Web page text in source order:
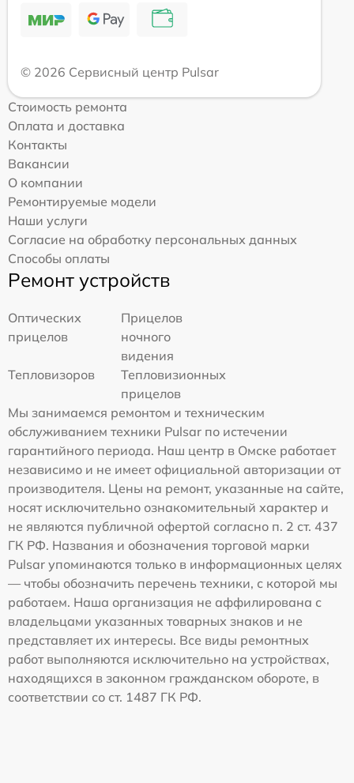
© 2026 Сервисный центр Pulsar
Стоимость ремонта
Оплата и доставка
Контакты
Вакансии
О компании
Ремонтируемые модели
Наши услуги
Согласие на обработку персональных данных
Способы оплаты
Ремонт устройств
Оптических
прицелов
Прицелов
ночного
видения
Тепловизоров
Тепловизионных
прицелов
Мы занимаемся ремонтом и техническим
обслуживанием техники Pulsar по истечении
гарантийного периода. Наш центр в Омске работает
независимо и не имеет официальной авторизации от
производителя. Цены на ремонт, указанные на сайте,
носят исключительно ознакомительный характер и
не являются публичной офертой согласно п. 2 ст. 437
ГК РФ. Названия и обозначения торговой марки
Pulsar упоминаются только в информационных целях
— чтобы обозначить перечень техники, с которой мы
работаем. Наша организация не аффилирована с
владельцами указанных товарных знаков и не
представляет их интересы. Все виды ремонтных
работ выполняются исключительно на устройствах,
находящихся в законном гражданском обороте, в
соответствии со ст. 1487 ГК РФ.